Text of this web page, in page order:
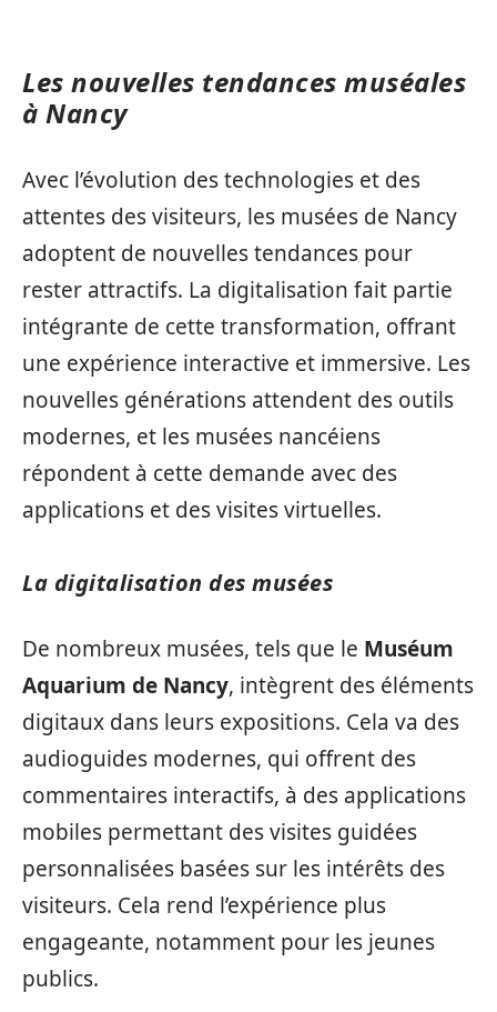
Les nouvelles tendances muséales
à Nancy
Avec l’évolution des technologies et des
attentes des visiteurs, les musées de Nancy
adoptent de nouvelles tendances pour
rester attractifs. La digitalisation fait partie
intégrante de cette transformation, offrant
une expérience interactive et immersive. Les
nouvelles générations attendent des outils
modernes, et les musées nancéiens
répondent à cette demande avec des
applications et des visites virtuelles.
La digitalisation des musées
De nombreux musées, tels que le Muséum
Aquarium de Nancy, intègrent des éléments
digitaux dans leurs expositions. Cela va des
audioguides modernes, qui offrent des
commentaires interactifs, à des applications
mobiles permettant des visites guidées
personnalisées basées sur les intérêts des
visiteurs. Cela rend l’expérience plus
engageante, notamment pour les jeunes
publics.